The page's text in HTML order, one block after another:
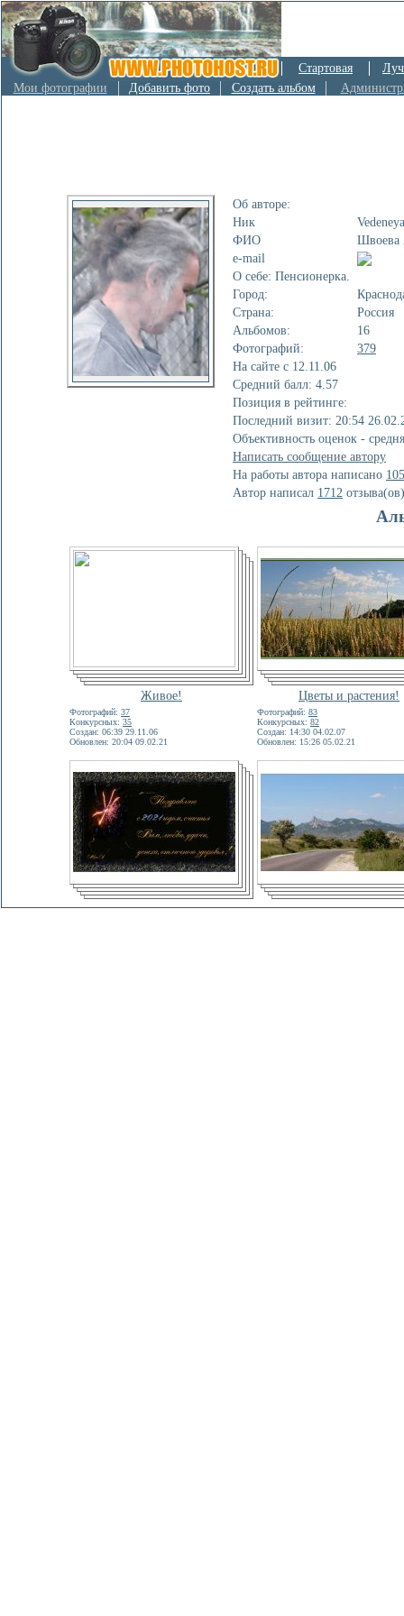
Стартовая
Мои фотографии
Добавить фото Создать альбом
Об авторе:
Ник
Vedeneya
ФИО
Швоева
e-mail
О себе: Пенсионерка.
Город:
Страна:
Россия
Альбомов:
16
Фотографий:
379
На сайте с 12.11.06
Cредний балл: 4.57
Позиция в рейтинге:
Последний визит: 20:54
Объективность оценок -
Написать сообщение автору
На работы автора написано
Автор написал 1712 отзывa(ов)
Живое! Цветы и растения!
Фотографий: 37
Конкурсных: 35
Создан: 06:39 29.11.06
Обновлен: 20:04 09.02.21
Фотографий: 83
Конкурсных: 82
Создан: 14:30 04.02.07
Обновлен: 15:26 05.02.21